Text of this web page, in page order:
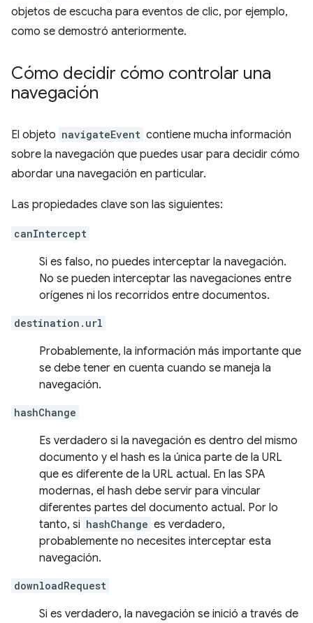
objetos de escucha para eventos de clic, por ejemplo,
como se demostró anteriormente.
Cómo decidir cómo controlar una
navegación
El objeto navigateEvent contiene mucha información
sobre la navegación que puedes usar para decidir cómo
abordar una navegación en particular.
Las propiedades clave son las siguientes:
canIntercept
Si es falso, no puedes interceptar la navegación.
No se pueden interceptar las navegaciones entre
orígenes ni los recorridos entre documentos.
destination.url
Probablemente, la información más importante que
se debe tener en cuenta cuando se maneja la
navegación.
hashChange
Es verdadero si la navegación es dentro del mismo
documento y el hash es la única parte de la URL
que es diferente de la URL actual. En las SPA
modernas, el hash debe servir para vincular
diferentes partes del documento actual. Por lo
tanto, si hashChange es verdadero,
probablemente no necesites interceptar esta
navegación.
downloadRequest
Si es verdadero, la navegación se inició a través de